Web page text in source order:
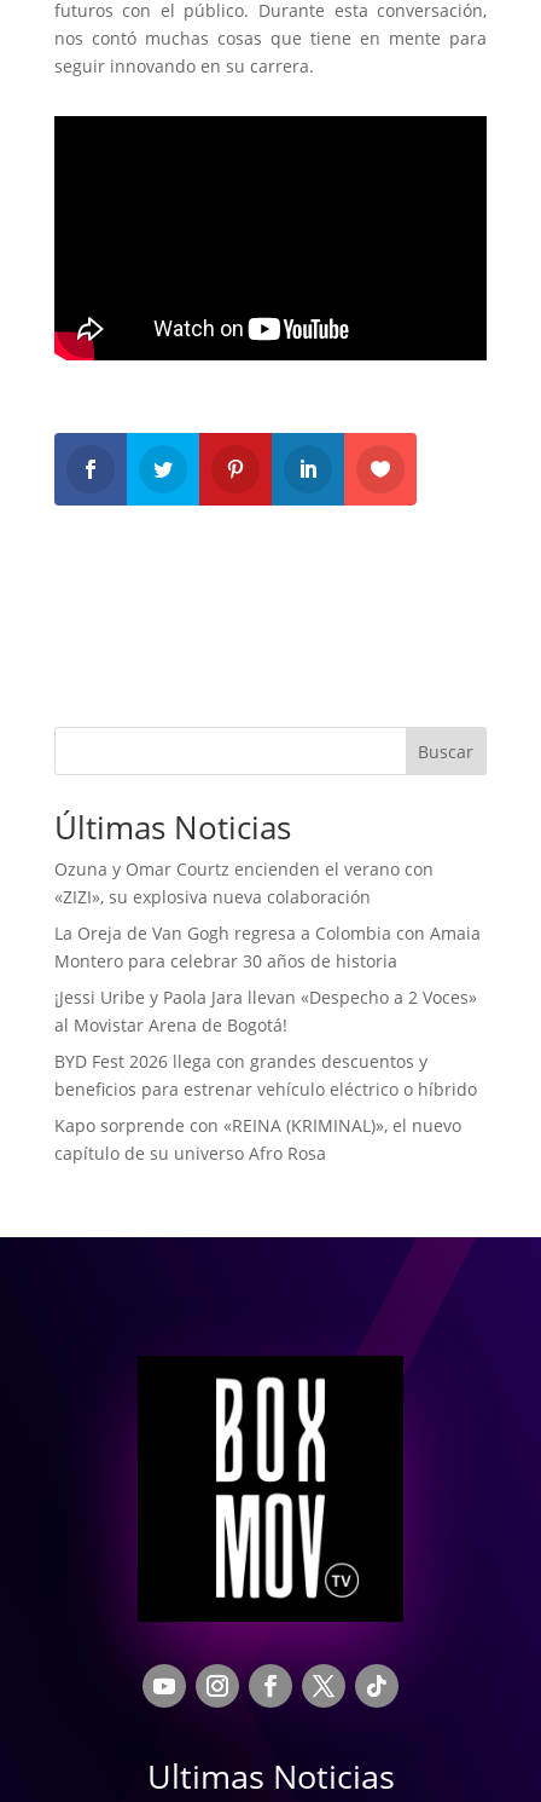
futuros con el público. Durante esta conversación,
nos contó muchas cosas que tiene en mente para
seguir innovando en su carrera.
Buscar
Últimas Noticias
Ozuna y Omar Courtz encienden el verano con
«ZIZI», su explosiva nueva colaboración
La Oreja de Van Gogh regresa a Colombia con Amaia
Montero para celebrar 30 años de historia
¡Jessi Uribe y Paola Jara llevan «Despecho a 2 Voces»
al Movistar Arena de Bogotá!
BYD Fest 2026 llega con grandes descuentos y
beneficios para estrenar vehículo eléctrico o híbrido
Kapo sorprende con «REINA (KRIMINAL)», el nuevo
capítulo de su universo Afro Rosa
Ultimas Noticias